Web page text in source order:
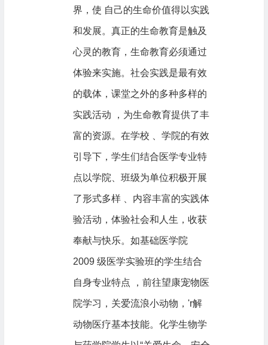
界，使 自己的生命价值得以实践
和发展。真正的生命教育是触及
心灵的教育，生命教育必须通过
体验来实施。社会实践是最有效
的载体，课堂之外的多种多样的
实践活动 ，为生命教育提供了丰
富的资源。在学校 、学院的有效
引导下，学生们结合医学专业特
点以学院、班级为单位积极开展
了形式多样 、内容丰富的实践体
验活动，体验社会和人生，收获
奉献与快乐。如基础医学院
2009 级医学实验班的学生结合
自身专业特点 ，前往望康宠物医
院学习，关爱流浪小动物，'r解
动物医疗基本技能。化学生物学